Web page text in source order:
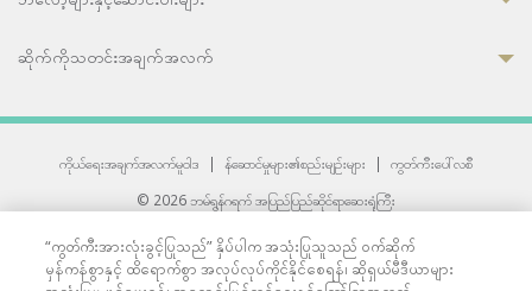
ဆိုက်ကိုသတင်းအချက်အလက်
ကိုယ်ရေးအချက်အလက်မူဝါဒ | န်ဆောင်မှုများ၏စည်းမျဉ်းများ |
ကွတ်ကီးပေါ်လစီ
© 2026 ဘမ်ရွန်ဂရက် အပြည်ပြည်ဆိုင်ရာဆေးရုံကြီး
33 Sukhumvit 3, Wattana, Bangkok 10110 Thailand.
All rights reserved.
“ကွတ်ကီးအားလုံးခွင့်ပြုသည်” နှိပ်ပါက အသုံးပြုသူသည် ဝက်ဆိုက်
မှန်ကန်စွာနှင့် ထိရောက်စွာ အလုပ်လုပ်ကိုင်နိုင်စေရန်၊ ဆိုရှယ်မီဒီယာများ